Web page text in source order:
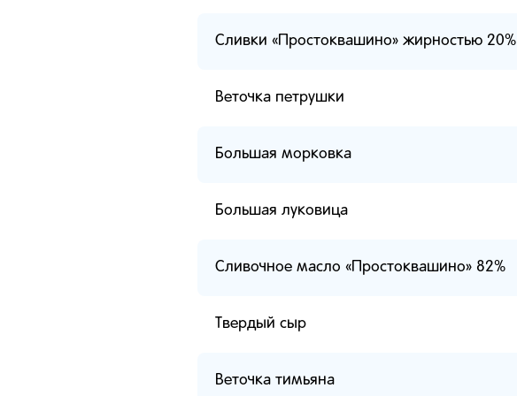
Сливки «Простоквашино» жирностью 20%
Веточка петрушки
Большая морковка
Большая луковица
Сливочное масло «Простоквашино» 82%
Твердый сыр
Веточка тимьяна